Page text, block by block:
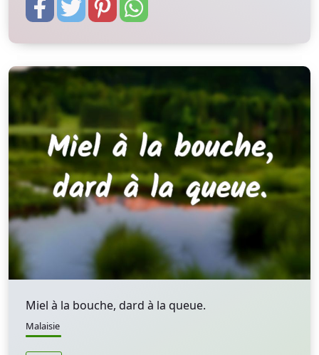
Miel à la bouche, dard à la queue.
Malaisie